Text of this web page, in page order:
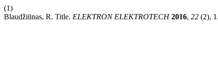
(1)
Blaudžiūnas, R. Title. ELEKTRON ELEKTROTECH 2016, 22 (2),